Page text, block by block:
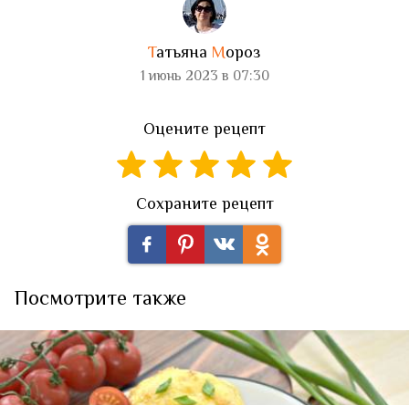
Татьяна Мороз
1 июнь 2023 в 07:30
Оцените рецепт
Сохраните рецепт
Посмотрите также